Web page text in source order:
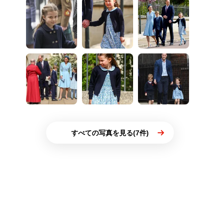
すべての写真を見る(7件)